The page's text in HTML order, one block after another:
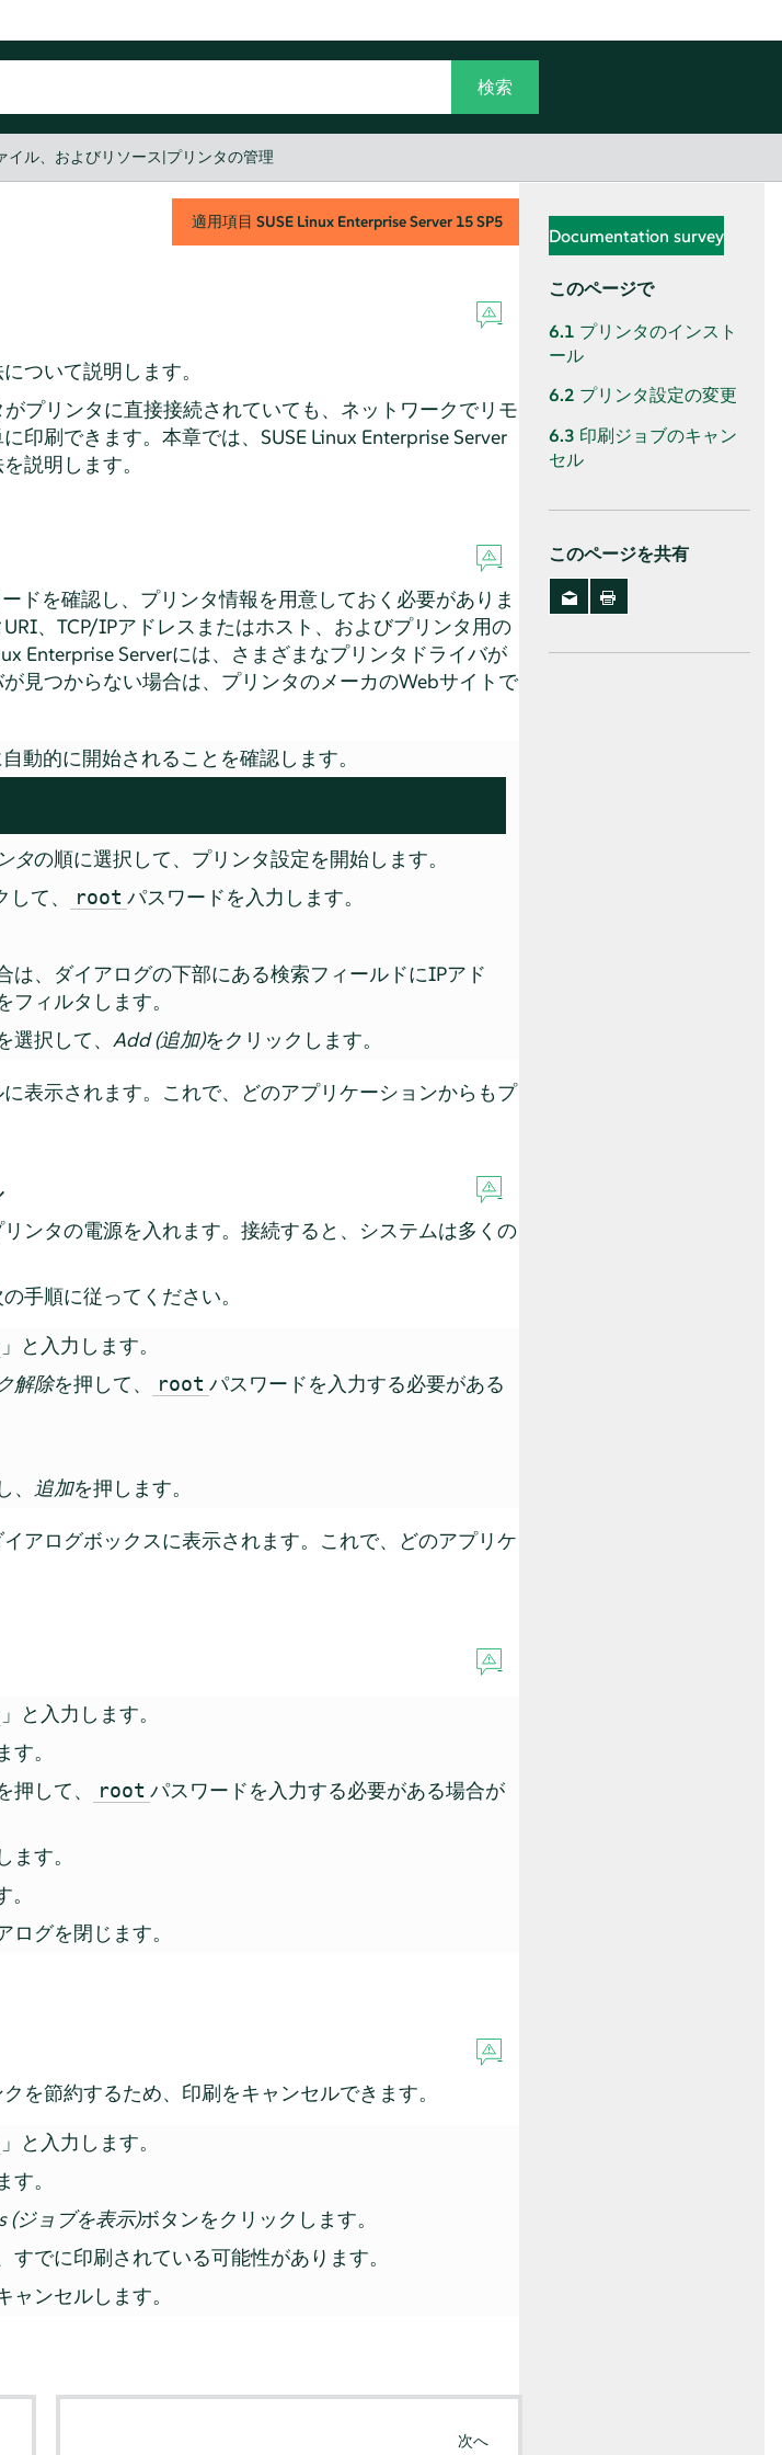
イル、およびリソース|プリンタの管理
適用項目 SUSE Linux Enterprise Server 15 SP5
ついて説明します。
プリンタに直接接続されていても、ネットワークでリモ
印刷できます。本章では、 SUSE Linux Enterprise Server
説明します。
ドを確認し、プリンタ情報を用意しておく必要がありま
、TCP/IPアドレスまたはホスト、およびプリンタ用の
Enterprise Serverには、さまざまなプリンタドライバが
見つからない場合は、プリンタのメーカのWebサイトで
動的に開始されることを確認します。
タの順に選択して、プリンタ設定を開始します。
て、 root パスワードを入力します。
は、ダイアログの下部にある検索フィールドにIPアド
ィルタします。
択して、 Add (追加)をクリックします。
表示されます。これで、どのアプリケーションからもプ
ンタの電源を入れます。接続すると、システムは多くの
手順に従ってください。
」と入力します。
解除を押して、 root パスワードを入力する必要がある
追加を押します。
アログボックスに表示されます。これで、どのアプリケ
」と入力します。
。
押して、 root パスワードを入力する必要がある場合が
す。
グを閉じます。
を節約するため、印刷をキャンセルできます。
」と入力します。
。
(ジョブを表示)ボタンをクリックします。
でに印刷されている可能性があります。
ンセルします。
次へ
Documentation survey
このページで
6.1 プリンタのインスト
ール
6.2 プリンタ設定の変更
6.3 印刷ジョブのキャン
セル
このページを共有